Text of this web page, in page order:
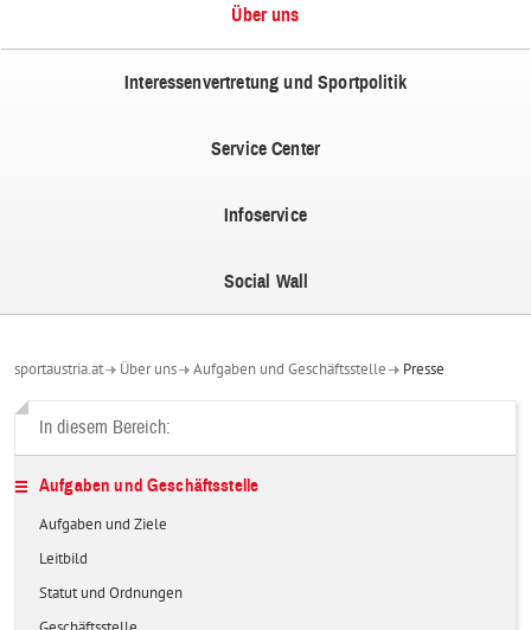
Über uns
Interessenvertretung und Sportpolitik
Service Center
Infoservice
Social Wall
sportaustria.at Über uns Aufgaben und Geschäftsstelle Presse
In diesem Bereich:
Aufgaben und Geschäftsstelle
Aufgaben und Ziele
Leitbild
Statut und Ordnungen